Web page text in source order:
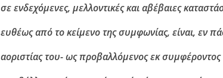
σε ενδεχόμενες, μελλοντικές και αβέβαιες
ευθέως από το κείμενο της συμφωνίας, είναι, εν
αοριστίας του- ως προβαλλόμενος εκ συμφέροντος